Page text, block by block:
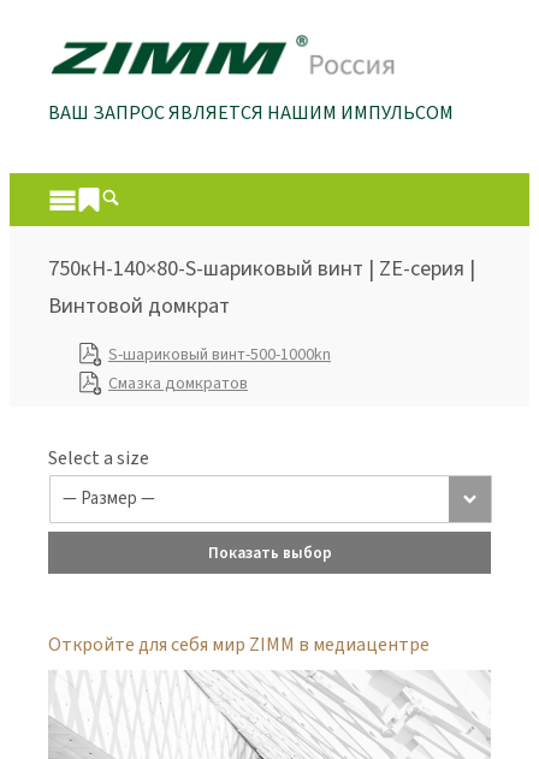
ВАШ ЗАПРОС ЯВЛЯЕТСЯ НАШИМ ИМПУЛЬСОМ
750кН-140×80-S-шариковый винт | ZE-серия |
Винтовой домкрат
S-шариковый винт-500-1000kn
Смазка домкратов
Select a size
Показать выбор
Откройте для себя мир ZIMM в медиацентре